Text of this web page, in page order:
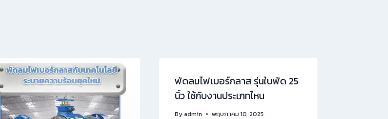
พัดลมไฟเบอร์กลาส รุ่นใบพัด 25
นิ้ว ใช้กับงานประเภทไหน
Byadmin พฤษภาคม 10, 2025